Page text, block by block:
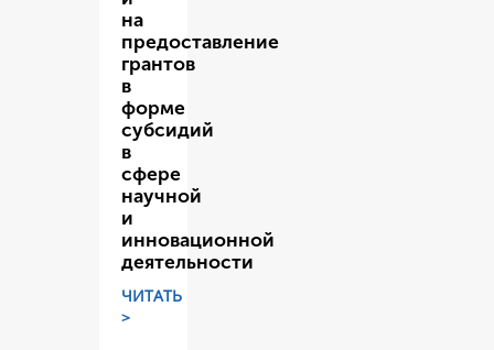
на
предоставление
грантов
в
форме
субсидий
в
сфере
научной
и
инновационной
деятельности
ЧИТАТЬ
>